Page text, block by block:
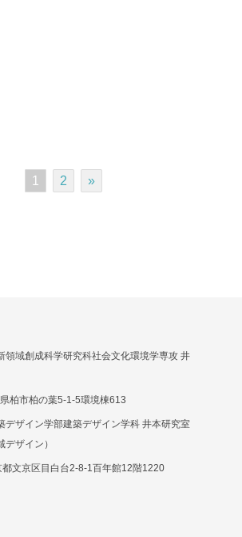
1 2 »
領域創成科学研究科社会文化環境学専攻 井
柏市柏の葉5-1-5環境棟613
デザイン学部建築デザイン学科 井本研究室
デザイン）
文京区目白台2-8-1百年館12階1220